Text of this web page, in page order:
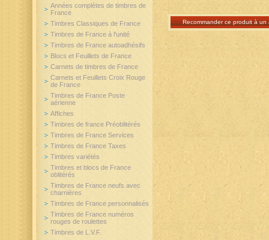
Recommander ce produit à un
Années complètes de timbres de
France
Timbres Classiques de France
Timbres de France à l'unité
Timbres de France autoadhésifs
Blocs et Feuillets de France
Carnets de timbres de France
Carnets et Feuillets Croix Rouge
de France
Timbres de France Poste
aérienne
Affiches
Timbres de france Préoblitérés
Timbres de France Services
Timbres de France Taxes
Timbres variétés
Timbres et blocs de France
oblitérés
Timbres de France neufs avec
charnières
Timbres de France personnalisés
Timbres de France numéros
rouges de roulettes
Timbres de L.V.F.